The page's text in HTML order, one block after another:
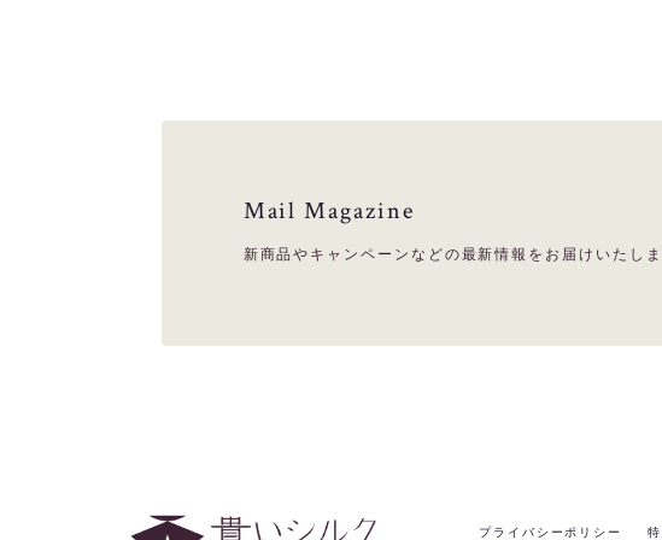
Mail Magazine
新商品やキャンペーンなどの最新情報をお届けいたしま
プライバシーポリシー